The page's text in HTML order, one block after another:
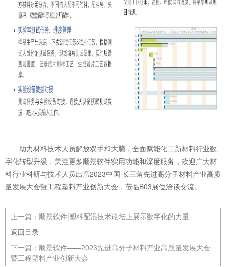
助力材料技术人员解放双手和大脑，全面赋能化工新材料行业数
字化转型升级，关注更多顺景软件实用功能和深度服务，欢迎广大材
料行业科研与技术人员出席2023中国·长三角先进高分子材料产业高质
量发展大会暨工程塑料产业创新大会，莅临B03展位洽谈交流。
上一篇： 顺景软件|塑料配混技术论坛上展示数字化的力量
返回目录
下一篇： 顺景软件——2023先进高分子材料产业高质量发展大会
暨工程塑料产业创新大会